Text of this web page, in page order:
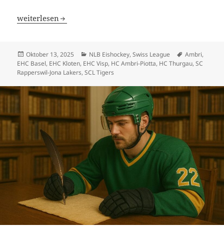
HC Thurgau nicht zu bremsen – und das Undenkbare
weiterlesen
Veröffentlicht
am
Oktober 13, 2025 Kategorien
NLB Eishockey,Swiss League Schlagwörter
Ambri,
EHC Basel, EHC Kloten, EHC Visp, HC Ambri-Piotta, HC Thurgau,SC
Rapperswil-Jona Lakers,SCL Tigers